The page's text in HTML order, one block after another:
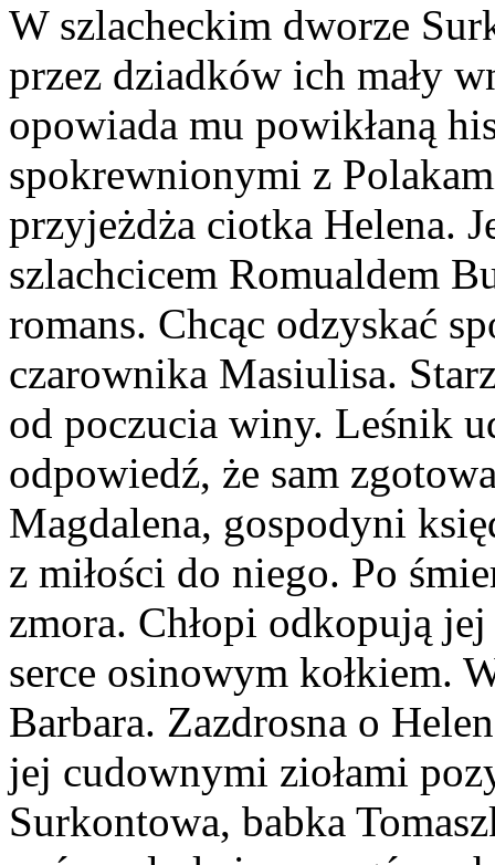
W szlacheckim dworze
przez dziadków ich mały
opowiada mu powikłaną
spokrewnionymi z
przyjeżdża ciotka Helena.
szlachcicem Romualdem
romans. Chcąc odzyskać
czarownika Masiulisa.
od poczucia winy. Leśnik
odpowiedź, że sam
Magdalena, gospodyni
z miłości do niego. Po
zmora. Chłopi odkopują
serce osinowym kołkiem.
Barbara. Zazdrosna o
jej cudownymi ziołami
Surkontowa, babka